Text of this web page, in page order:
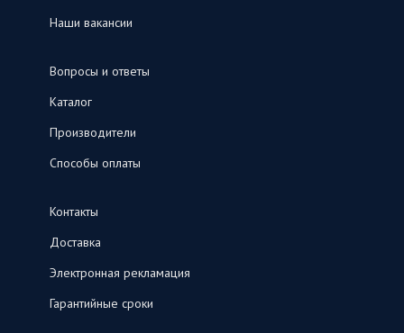
Наши вакансии
Вопросы и ответы
Каталог
Производители
Способы оплаты
Контакты
Доставка
Электронная рекламация
Гарантийные сроки